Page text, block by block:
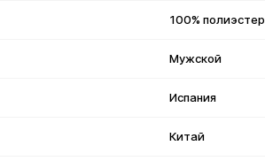
100% полиэстер
Мужской
Испания
Китай